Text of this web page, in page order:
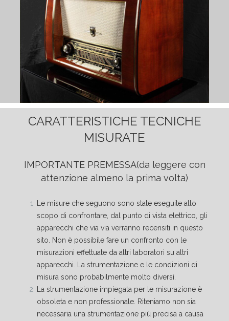
CARATTERISTICHE TECNICHE
MISURATE
IMPORTANTE PREMESSA(da leggere con
attenzione almeno la prima volta)
Le misure che seguono sono state eseguite allo
scopo di confrontare, dal punto di vista elettrico, gli
apparecchi che via via verranno recensiti in questo
sito. Non è possibile fare un confronto con le
misurazioni effettuate da altri laboratori su altri
apparecchi. La strumentazione e le condizioni di
misura sono probabilmente molto diversi.
La strumentazione impiegata per le misurazione è
obsoleta e non professionale. Riteniamo non sia
necessaria una strumentazione più precisa a causa